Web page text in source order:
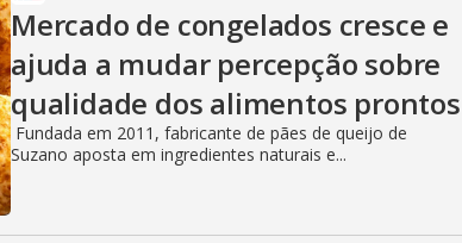
Mercado de congelados cresce e
ajuda a mudar percepção sobre
qualidade dos alimentos prontos
Fundada em 2011, fabricante de pães de queijo de
Suzano aposta em ingredientes naturais e...